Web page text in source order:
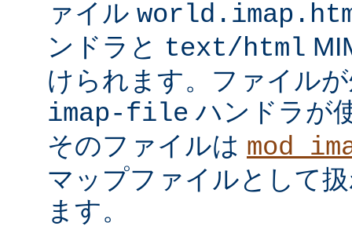
ァイル
ンドラと text/html
けられます。ファイル
imap-file ハンドラが
そのファイルは
マップファイルとして
ます。